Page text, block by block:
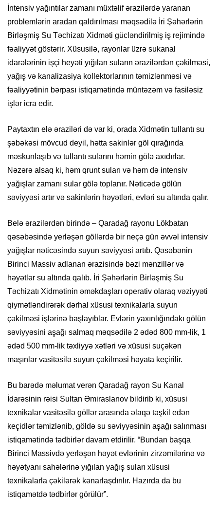
İntensiv yağıntılar zamanı müxtəlif ərazilərdə yaranan
problemlərin aradan qaldırılması məqsədilə İri Şəhərlərin
Birləşmiş Su Təchizatı Xidməti gücləndirilmiş iş rejimində
fəaliyyət göstərir. Xüsusilə, rayonlar üzrə sukanal
idarələrinin işçi heyəti yığılan suların ərazilərdən çəkilməsi,
yağış və kanalizasiya kollektorlarının təmizlənməsi və
fəaliyyətinin bərpası istiqamətində müntəzəm və fasiləsiz
işlər icra edir.
Paytaxtın elə əraziləri də var ki, orada Xidmətin tullantı su
şəbəkəsi mövcud deyil, hətta sakinlər göl qırağında
məskunlaşıb və tullantı sularını həmin gölə axıdırlar.
Nəzərə alsaq ki, həm qrunt suları və həm də intensiv
yağışlar zamanı sular gölə toplanır. Nəticədə gölün
səviyyəsi artır və sakinlərin həyətləri, evləri su altında qalır.
Belə ərazilərdən birində – Qaradağ rayonu Lökbatan
qəsəbəsində yerləşən göllərdə bir neçə gün əvvəl intensiv
yağışlar nəticəsində suyun səviyyəsi artıb. Qəsəbənin
Birinci Massiv adlanan ərazisində bəzi mənzillər və
həyətlər su altında qalıb. İri Şəhərlərin Birləşmiş Su
Təchizatı Xidmətinin əməkdaşları operativ olaraq vəziyyəti
qiymətləndirərək dərhal xüsusi texnikalarla suyun
çəkilməsi işlərinə başlayıblar. Evlərin yaxınlığındakı gölün
səviyyəsini aşağı salmaq məqsədilə 2 ədəd 800 mm-lik, 1
ədəd 500 mm-lik təxliyyə xətləri və xüsusi suçəkən
maşınlar vasitəsilə suyun çəkilməsi həyata keçirilir.
Bu barədə məlumat verən Qaradağ rayon Su Kanal
İdarəsinin rəisi Sultan Əmiraslanov bildirib ki, xüsusi
texnikalar vasitəsilə göllər arasında əlaqə təşkil edən
keçidlər təmizlənib, göldə su səviyyəsinin aşağı salınması
istiqamətində tədbirlər davam etdirilir. “Bundan başqa
Birinci Massivdə yerləşən həyət evlərinin zirzəmilərinə və
həyətyanı sahələrinə yığılan yağış suları xüsusi
texnikalarla çəkilərək kənarlaşdırılır. Hazırda da bu
istiqamətdə tədbirlər görülür”.